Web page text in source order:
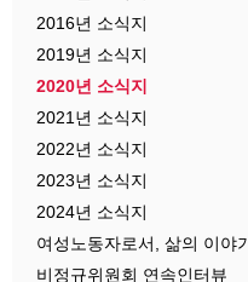
2016년 소식지
2019년 소식지
2020년 소식지
2021년 소식지
2022년 소식지
2023년 소식지
2024년 소식지
여성노동자로서, 삶의 이야
비정규위원회 연속인터뷰